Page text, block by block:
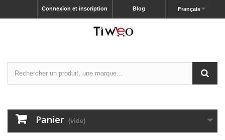
Français
Blog
Connexion et inscription
Panier (vide)